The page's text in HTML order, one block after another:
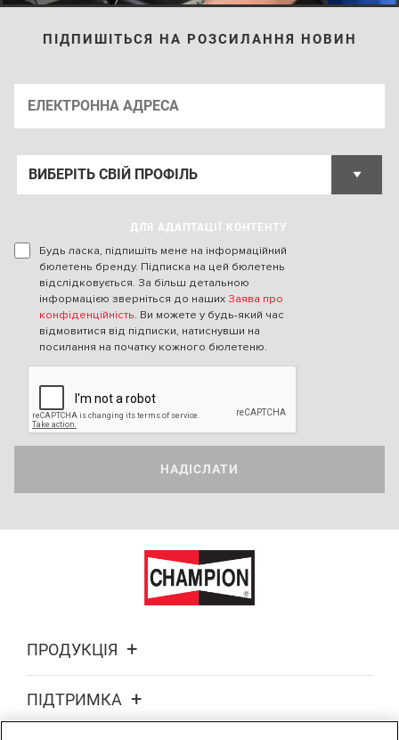
ПІДПИШІТЬСЯ НА РОЗСИЛАННЯ НОВИН
ДЛЯ АДАПТАЦІЇ КОНТЕНТУ
Будь ласка, підпишіть мене на інформаційний
бюлетень бренду. Підписка на цей бюлетень
відслідковується. За більш детальною
інформацією зверніться до наших Заява про
конфіденційність. Ви можете у будь-який час
відмовитися від підписки, натиснувши на
посилання на початку кожного бюлетеню.
НАДІСЛАТИ
ПРОДУКЦІЯ
ПІДТРИМКА